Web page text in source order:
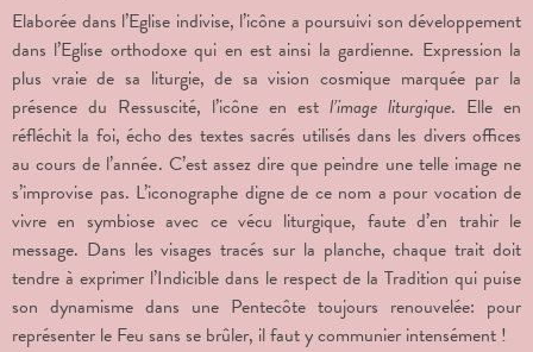
Elaborée dans l’Eglise indivise, l’icône a poursuivi son développement
dans l’Eglise orthodoxe qui en est ainsi la gardienne. Expression la
plus vraie de sa liturgie, de sa vision cosmique marquée par la
présence du Ressuscité, l’icône en est l’image liturgique. Elle en
réfléchit la foi, écho des textes sacrés utilisés dans les divers offices
au cours de l’année. C’est assez dire que peindre une telle image ne
s’improvise pas. L’iconographe digne de ce nom a pour vocation de
vivre en symbiose avec ce vécu liturgique, faute d’en trahir le
message. Dans les visages tracés sur la planche, chaque trait doit
tendre à exprimer l’Indicible dans le respect de la Tradition qui puise
son dynamisme dans une Pentecôte toujours renouvelée: pour
représenter le Feu sans se brûler, il faut y communier intensément !